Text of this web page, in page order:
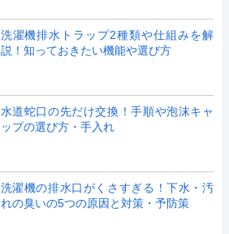
洗濯機排水トラップ2種類や仕組みを解
説！知っておきたい機能や選び方
水道蛇口の先だけ交換！手順や泡沫キャ
ップの選び方・手入れ
洗濯機の排水口がくさすぎる！下水・汚
れの臭いの5つの原因と対策・予防策